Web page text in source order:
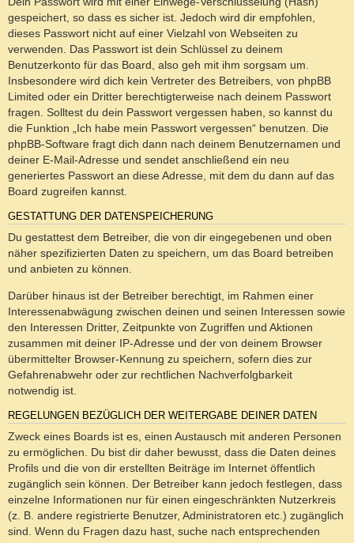
gespeichert, so dass es sicher ist. Jedoch wird dir empfohlen,
dieses Passwort nicht auf einer Vielzahl von Webseiten zu
verwenden. Das Passwort ist dein Schlüssel zu deinem
Benutzerkonto für das Board, also geh mit ihm sorgsam um.
Insbesondere wird dich kein Vertreter des Betreibers, von phpBB
Limited oder ein Dritter berechtigterweise nach deinem Passwort
fragen. Solltest du dein Passwort vergessen haben, so kannst du
die Funktion „Ich habe mein Passwort vergessen“ benutzen. Die
phpBB-Software fragt dich dann nach deinem Benutzernamen und
deiner E-Mail-Adresse und sendet anschließend ein neu
generiertes Passwort an diese Adresse, mit dem du dann auf das
Board zugreifen kannst.
GESTATTUNG DER DATENSPEICHERUNG
Du gestattest dem Betreiber, die von dir eingegebenen und oben
näher spezifizierten Daten zu speichern, um das Board betreiben
und anbieten zu können.
Darüber hinaus ist der Betreiber berechtigt, im Rahmen einer
Interessenabwägung zwischen deinen und seinen Interessen sowie
den Interessen Dritter, Zeitpunkte von Zugriffen und Aktionen
zusammen mit deiner IP-Adresse und der von deinem Browser
übermittelter Browser-Kennung zu speichern, sofern dies zur
Gefahrenabwehr oder zur rechtlichen Nachverfolgbarkeit
notwendig ist.
REGELUNGEN BEZÜGLICH DER WEITERGABE DEINER DATEN
Zweck eines Boards ist es, einen Austausch mit anderen Personen
zu ermöglichen. Du bist dir daher bewusst, dass die Daten deines
Profils und die von dir erstellten Beiträge im Internet öffentlich
zugänglich sein können. Der Betreiber kann jedoch festlegen, dass
einzelne Informationen nur für einen eingeschränkten Nutzerkreis
(z. B. andere registrierte Benutzer, Administratoren etc.) zugänglich
sind. Wenn du Fragen dazu hast, suche nach entsprechenden